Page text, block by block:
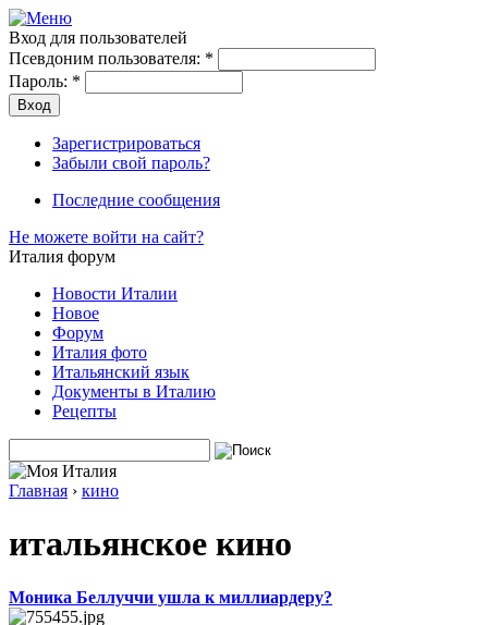
Вход для пользователей
Псевдоним пользователя: *
Пароль: *
Зарегистрироваться
Забыли свой пароль?
Последние сообщения
Не можете войти на сайт?
Италия форум
Новости Италии
Новое
Форум
Италия фото
Итальянский язык
Документы в Италию
Рецепты
Главная › кино
итальянское кино
Моника Беллуччи ушла к миллиардеру?